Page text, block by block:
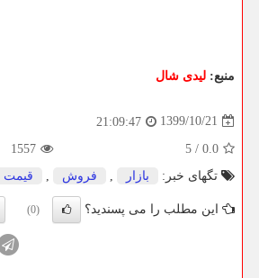
منبع: لیدی شال
1399/10/21
21:09:47
0.0
/
5
1557
تگهای خبر:
بازار فروش قیمت
این مطلب را می پسندید؟ (0)